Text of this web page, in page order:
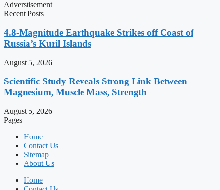
Adverstisement
Recent Posts
4.8-Magnitude Earthquake Strikes off Coast of
Russia’s Kuril Islands
August 5, 2026
Scientific Study Reveals Strong Link Between
Magnesium, Muscle Mass, Strength
August 5, 2026
Pages
Home
Contact Us
Sitemap
About Us
Home